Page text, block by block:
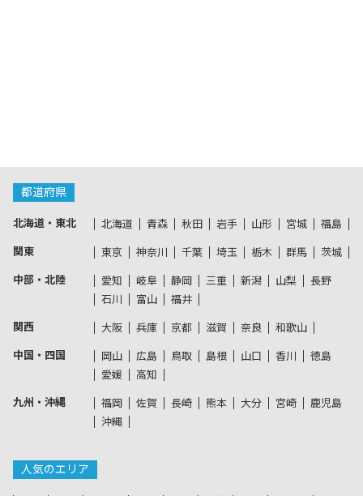
都道府県
北海道・東北 北海道 青森 秋田 岩手 山形 宮城 福島
関東 東京 神奈川 千葉 埼玉 栃木 群馬 茨城
中部・北陸 愛知 岐阜 静岡 三重 新潟 山梨
長野
石川
富山 福井
関西 大阪 兵庫 京都 滋賀 奈良 和歌山
中国・四国 岡山 広島 鳥取 島根 山口 香川
徳島
愛媛
高知
九州・沖縄 福岡 佐賀 長崎 熊本 大分 宮崎
鹿児島
沖縄
人気のエリア